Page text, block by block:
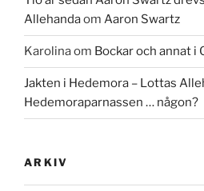
Allehandaom Aaron Swartz
Karolinaom Bockar och annat i
Jakten i Hedemora – Lottas
Hedemoraparnassen … någon?
ARKIV